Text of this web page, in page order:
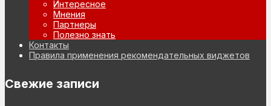
Интересное
Мнения
Партнеры
Полезно знать
Контакты
Правила применения рекомендательных виджетов
Свежие записи